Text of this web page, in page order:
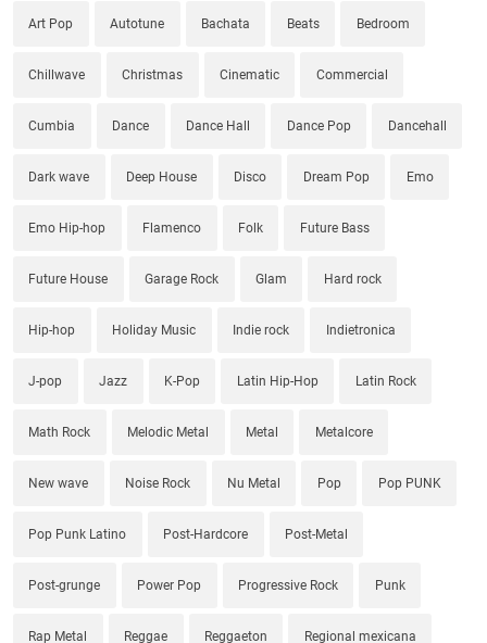
Art Pop Autotune Bachata Beats Bedroom
Chillwave Christmas Cinematic Commercial
Cumbia Dance Dance Hall Dance Pop Dancehall
Dark wave Deep House Disco Dream Pop Emo
Emo Hip-hop Flamenco Folk Future Bass
Future House Garage Rock Glam Hard rock
Hip-hop Holiday Music Indie rock Indietronica
J-pop Jazz K-Pop Latin Hip-Hop Latin Rock
Math Rock Melodic Metal Metal Metalcore
New wave Noise Rock Nu Metal Pop Pop PUNK
Pop Punk Latino Post-Hardcore Post-Metal
Post-grunge Power Pop Progressive Rock Punk
Rap Metal Reggae Reggaeton Regional mexicana